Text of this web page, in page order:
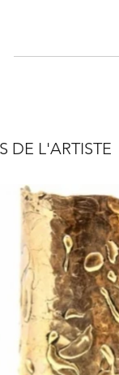
DE L'ARTISTE